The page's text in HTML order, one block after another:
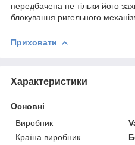
передбачена не тільки його
блокування ригельного
Приховати
Характеристики
Основні
Виробник
Країна виробник